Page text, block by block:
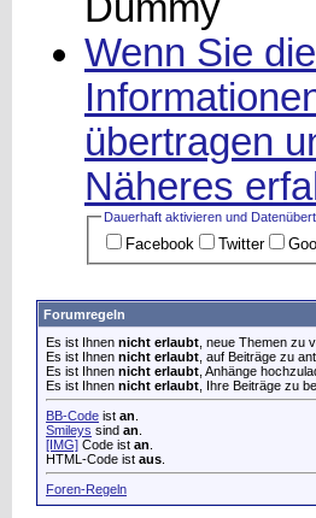
Wenn Sie
übertragen
Näheres
Dauerhaft aktivieren und
Facebook Twitter
Forumregeln
Es ist Ihnen nicht erlaubt , neue Themen zu
Es ist Ihnen nicht erlaubt , auf Beiträge zu
Es ist Ihnen nicht erlaubt , Anhänge
Es ist Ihnen nicht erlaubt , Ihre Beiträge zu
BB-Code ist an
Smileys sind an
[IMG] Code ist an
HTML-Code ist aus
Foren-Regeln